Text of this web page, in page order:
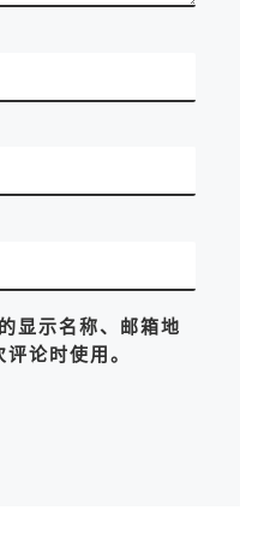
显示名称、邮箱地
论时使用。